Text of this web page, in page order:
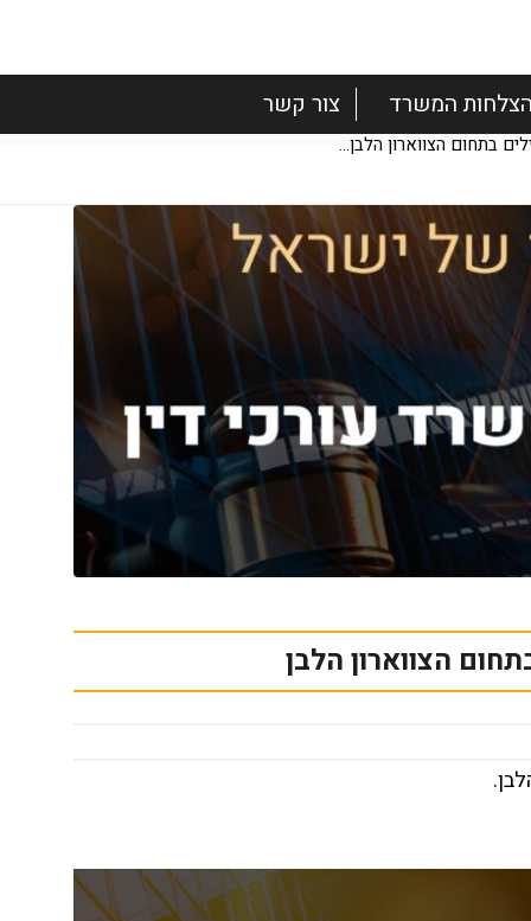
הצלחות המשרד
צור קשר
בתחום הצווארון הלבן...
הצווארון הלבן